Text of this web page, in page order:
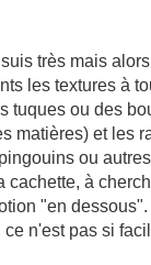
très mais
les textures à
tuques ou des
matières) et les
ou
cachette, à
"en
n'est pas si